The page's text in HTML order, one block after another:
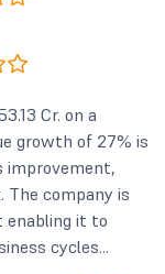
Cr. on a
growth of 27% is
improvement,
The company is
enabling it to
cycles...